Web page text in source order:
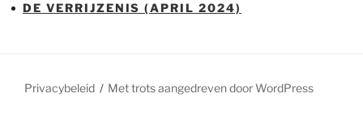
DE VERRIJZENIS (APRIL 2024)
Privacybeleid Met trots aangedreven door WordPress